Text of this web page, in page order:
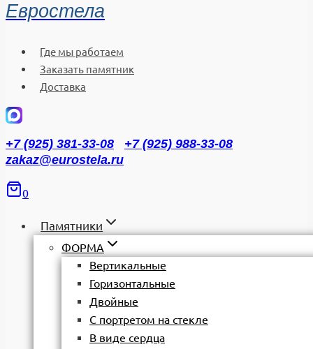
Евростела
Где мы работаем
Заказать памятник
Доставка
+7 (925) 381-33-08
+7 (925) 988-33-08
zakaz@eurostela.ru
0
Памятники
ФОРМА
Вертикальные
Горизонтальные
Двойные
С портретом на стекле
В виде сердца